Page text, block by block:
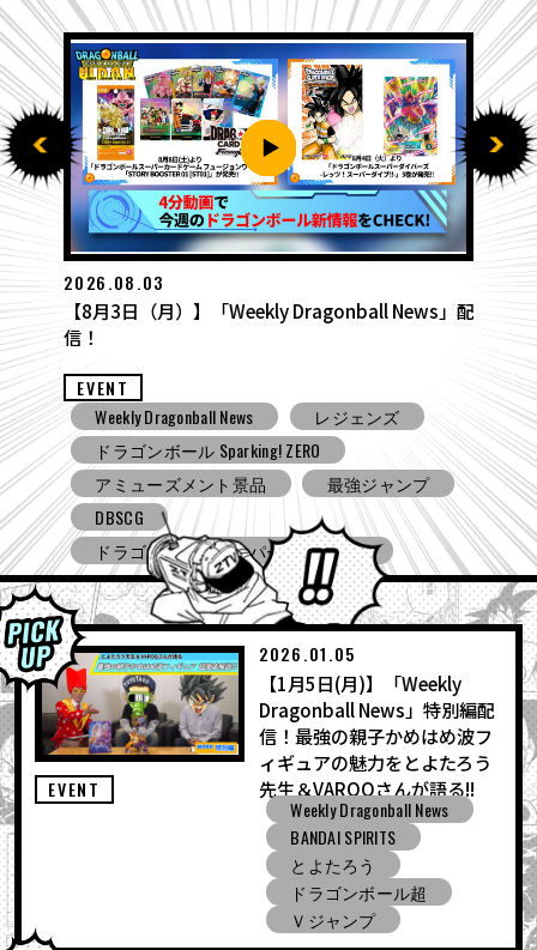
2026.07.27
【7月27日（月）】「Weekly Dragonball News」
配信！
EVENT
Weekly Dragonball News
食玩
Ｖジャンプ
DBSCG
ドラゴンボールスーパーダイバーズ
ドラゴンボール ゼノバース３
ドラゴンボール ゲキシン スクアドラ
BNE
Grandista
BLOOD OF SAIYANS
アミューズメント景品
バンプレスト
コミコン
とよたろうが描いてみた
ドラゴンボール Sparking! ZERO
ガシャポン
バンダイ
EVENT
2026.01.05
【1月5日(月)】「Weekly
Dragonball News」特別編配
信！最強の親子かめはめ波フ
ィギュアの魅力をとよたろう
先生＆VAROQさんが語る!!
Weekly Dragonball News
BANDAI SPIRITS
とよたろう
ドラゴンボール超
Ｖジャンプ